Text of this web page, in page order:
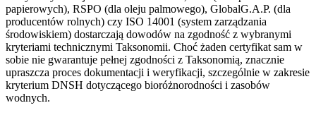
papierowych), RSPO (dla oleju palmowego), GlobalG.A.P. (dla
producentów rolnych) czy ISO 14001 (system zarządzania
środowiskiem) dostarczają dowodów na zgodność z wybranymi
kryteriami technicznymi Taksonomii. Choć żaden certyfikat sam w
sobie nie gwarantuje pełnej zgodności z Taksonomią, znacznie
upraszcza proces dokumentacji i weryfikacji, szczególnie w zakresie
kryterium DNSH dotyczącego bioróżnorodności i zasobów
wodnych.